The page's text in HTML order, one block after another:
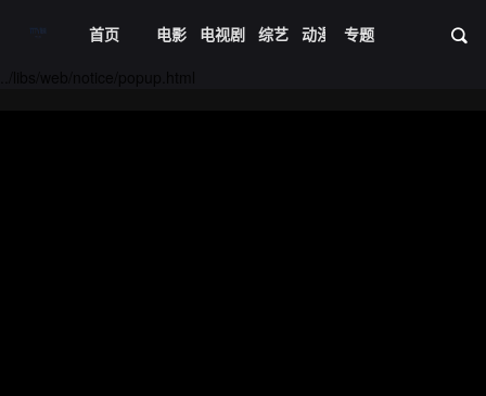
首页 电影 电视剧 综艺 动漫 短剧大全 资
专题